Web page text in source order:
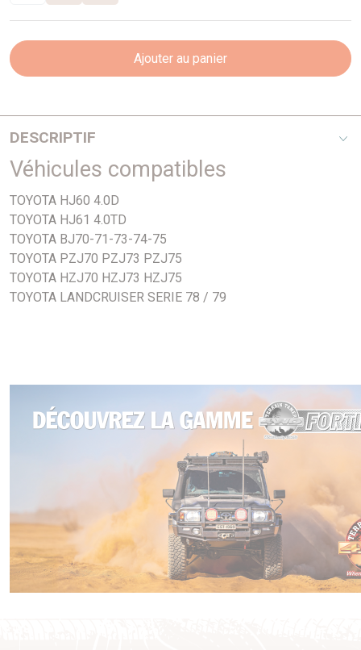
Ajouter au panier
DESCRIPTIF
43 Dents / 26 Dents
Véhicules compatibles
TOYOTA HJ60 4.0D
TOYOTA HJ61 4.0TD
TOYOTA BJ70-71-73-74-75
TOYOTA PZJ70 PZJ73 PZJ75
TOYOTA HZJ70 HZJ73 HZJ75
TOYOTA LANDCRUISER SERIE 78 / 79